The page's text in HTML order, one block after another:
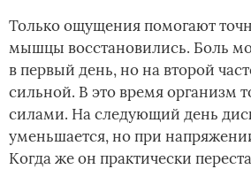
Только ощущения помогают
мышцы восстановились. Боль
в первый день, но на второй
сильной. В это время организм
силами. На следующий день
уменьшается, но при
Когда же он практически